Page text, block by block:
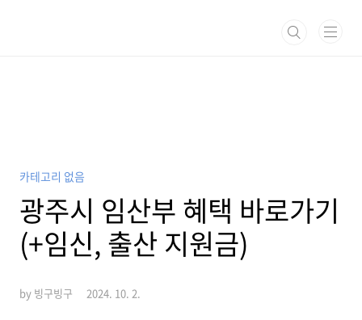
카테고리 없음
광주시 임산부 혜택 바로가기
(+임신, 출산 지원금)
by 빙구빙구 2024. 10. 2.